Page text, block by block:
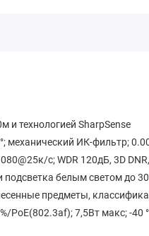
и технологией SharpSense
механический ИК-фильтр;
с; WDR 120дБ, 3D DNR,
белым светом до
предметы,
7,5Вт макс; -40